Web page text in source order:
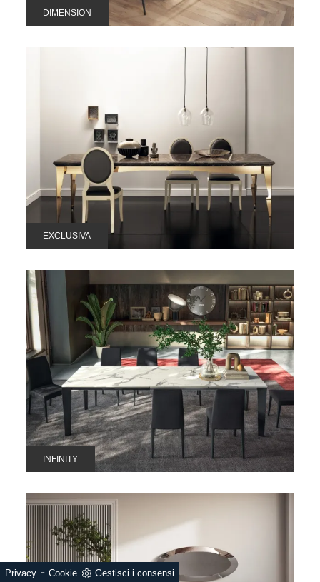
DIMENSION
EXCLUSIVA
INFINITY
Privacy - Cookie Gestisci i consensi